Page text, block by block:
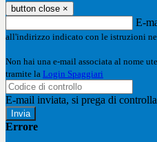
button close ×
E-
all'indirizzo indicato con le istruzioni
Non hai una e-mail associata al nome
tramite la Login Spaggiari
E-mail inviata, si prega di
Errore